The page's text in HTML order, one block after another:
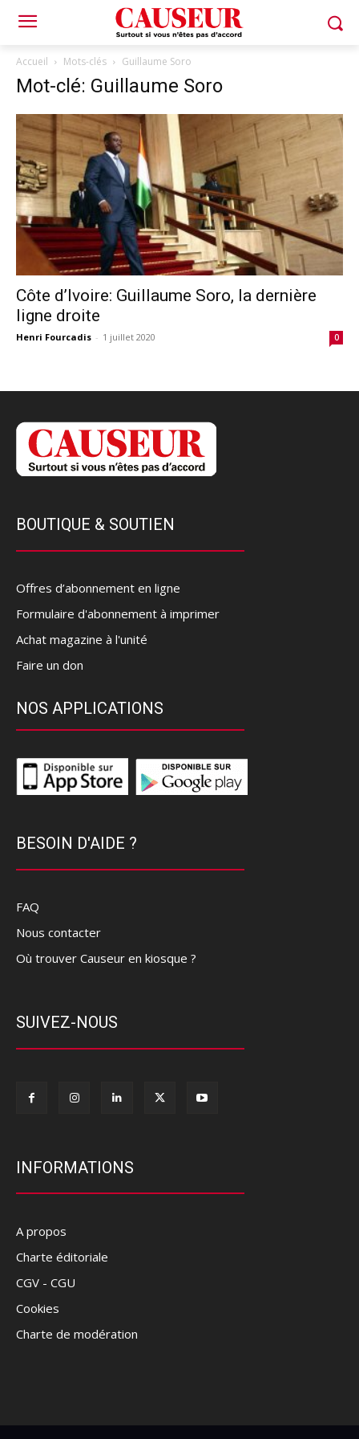
Accueil Mots-clés Guillaume Soro
Mot-clé: Guillaume Soro
Côte d’Ivoire: Guillaume Soro, la dernière
ligne droite
Henri Fourcadis - 1 juillet 2020 0
BOUTIQUE & SOUTIEN
Offres d’abonnement en ligne
Formulaire d'abonnement à imprimer
Achat magazine à l'unité
Faire un don
NOS APPLICATIONS
BESOIN D'AIDE ?
FAQ
Nous contacter
Où trouver Causeur en kiosque ?
SUIVEZ-NOUS
INFORMATIONS
A propos
Charte éditoriale
CGV - CGU
Cookies
Charte de modération